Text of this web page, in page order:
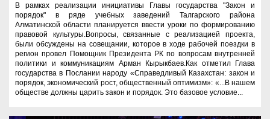
В рамках реализации инициативы Главы государства "Закон и
порядок" в ряде учебных заведений Талгарского района
Алматинской области планируется ввести уроки по формированию
правовой культуры.Вопросы, связанные с реализацией проекта,
были обсуждены на совещании, которое в ходе рабочей поездки в
регион провел Помощник Президента РК по вопросам внутренней
политики и коммуникациям Арман Кырыкбаев.Как отметил Глава
государства в Послании народу «Справедливый Казахстан: закон и
порядок, экономический рост, общественный оптимизм»: «...В нашем
обществе должны царить закон и порядок. Это базовое условие...